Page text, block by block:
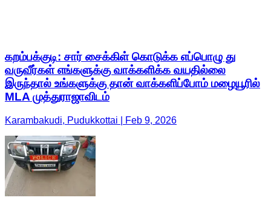
கறம்பக்குடி: சார் சைக்கிள் கொடுக்க எப்பொழு து
வருவீர்கள் எங்களுக்கு வாக்களிக்க வயதில்லை
இருந்தால் உங்களுக்கு தான் வாக்களிப்போம் மழையூரில்
MLA முத்துராஜாவிடம்
Karambakudi, Pudukkottai | Feb 9, 2026